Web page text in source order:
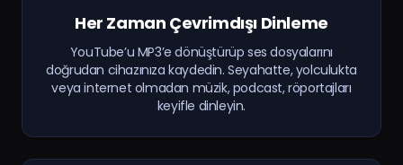
Her Zaman Çevrimdışı Dinleme
YouTube’u MP3’e dönüştürüp ses dosyalarını
doğrudan cihazınıza kaydedin. Seyahatte, yolculukta
veya internet olmadan müzik, podcast, röportajları
keyifle dinleyin.